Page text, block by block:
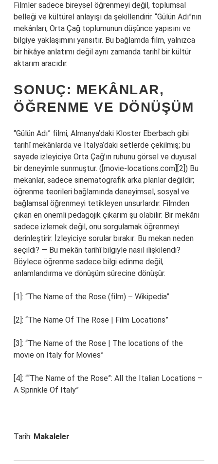
Filmler sadece bireysel öğrenmeyi değil, toplumsal
belleği ve kültürel anlayışı da şekillendirir. “Gülün Adı”nın
mekânları, Orta Çağ toplumunun düşünce yapısını ve
bilgiye yaklaşımını yansıtır. Bu bağlamda film, yalnızca
bir hikâye anlatımı değil aynı zamanda tarihî bir kültür
aktarım aracıdır.
SONUÇ: MEKÂNLAR,
ÖĞRENME VE DÖNÜŞÜM
“Gülün Adı” filmi, Almanya’daki Kloster Eberbach gibi
tarihî mekânlarda ve İtalya’daki setlerde çekilmiş; bu
sayede izleyiciye Orta Çağ’ın ruhunu görsel ve duyusal
bir deneyimle sunmuştur. ([movie-locations.com][2]) Bu
mekanlar, sadece sinematografik arka planlar değildir;
öğrenme teorileri bağlamında deneyimsel, sosyal ve
bağlamsal öğrenmeyi tetikleyen unsurlardır. Filmden
çıkan en önemli pedagojik çıkarım şu olabilir: Bir mekânı
sadece izlemek değil, onu sorgulamak öğrenmeyi
derinleştirir. İzleyiciye sorular bırakır: Bu mekan neden
seçildi? — Bu mekân tarihî bilgiyle nasıl ilişkilendi?
Böylece öğrenme sadece bilgi edinme değil,
anlamlandırma ve dönüşüm sürecine dönüşür.
[1]: “The Name of the Rose (film) – Wikipedia”
[2]: “The Name Of The Rose | Film Locations”
[3]: “The Name of the Rose | The locations of the
movie on Italy for Movies”
[4]: ““The Name of the Rose”: All the Italian Locations –
A Sprinkle Of Italy”
Tarih: Makaleler